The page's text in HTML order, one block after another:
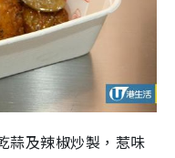
蒜及辣椒炒製，惹味